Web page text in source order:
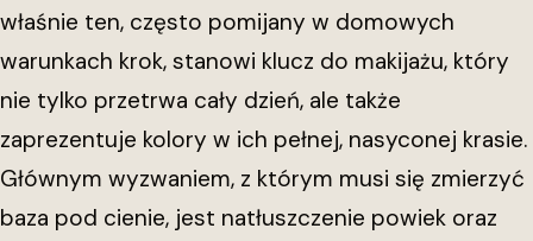
właśnie ten, często pomijany w domowych
warunkach krok, stanowi klucz do makijażu, który
nie tylko przetrwa cały dzień, ale także
zaprezentuje kolory w ich pełnej, nasyconej krasie.
Głównym wyzwaniem, z którym musi się zmierzyć
baza pod cienie, jest natłuszczenie powiek oraz